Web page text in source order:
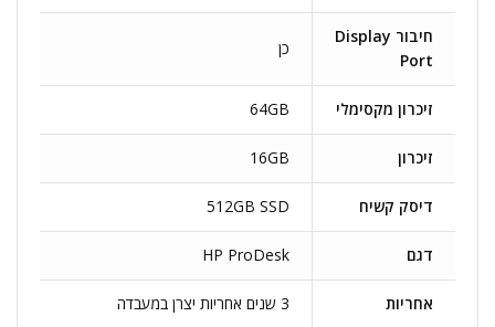
חיבור Display
Port
כן
זיכרון מקסימלי 64GB
זיכרון 16GB
דיסק קשיח 512GB SSD
דגם HP ProDesk
אחריות 3 שנים אחריות יצרן במעבדה